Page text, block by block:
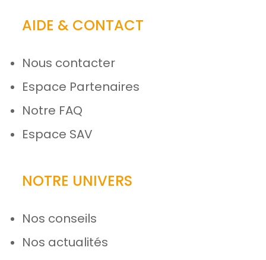
AIDE & CONTACT
Nous contacter
Espace Partenaires
Notre FAQ
Espace SAV
NOTRE UNIVERS
Nos conseils
Nos actualités